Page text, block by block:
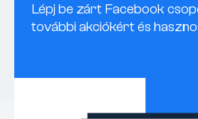
Lépj be zárt Facebook
további akciókért és